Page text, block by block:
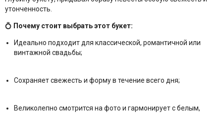
утонченность.
💍 Почему стоит выбрать этот букет:
Идеально подходит для классической, романтичной или
винтажной свадьбы;
Сохраняет свежесть и форму в течение всего дня;
Великолепно смотрится на фото и гармонирует с белым,